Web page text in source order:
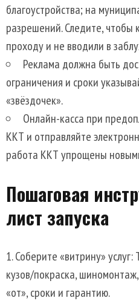
благоустройства; на
разрешений. Следите, чтобы
проходу и не вводили в
Реклама должна быть
ограничения и сроки
«звёздочек».
Онлайн-касса при
ККТ и отправляйте
работа ККТ упрощены
Пошаговая
лист запуска
Соберите «витрину» услуг:
кузов/покраска,
«от», сроки и гарантию.